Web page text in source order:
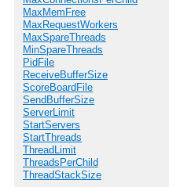
MaxMemFree
MaxRequestWorkers
MaxSpareThreads
MinSpareThreads
PidFile
ReceiveBufferSize
ScoreBoardFile
SendBufferSize
ServerLimit
StartServers
StartThreads
ThreadLimit
ThreadsPerChild
ThreadStackSize